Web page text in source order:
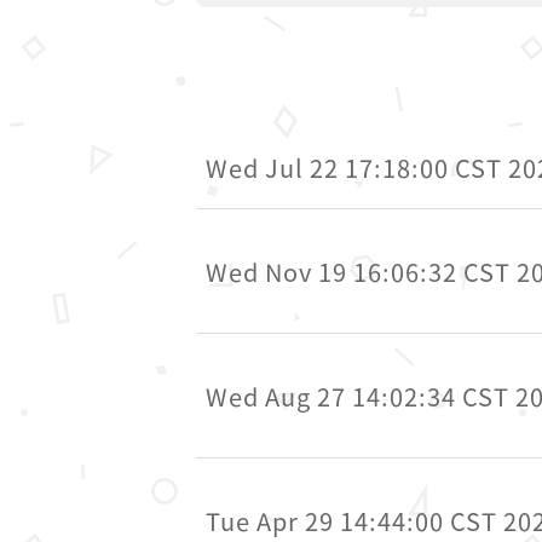
Wed Jul 22 17:18:00 CST
Wed Nov 19 16:06:32 CST
Wed Aug 27 14:02:34 CST
Tue Apr 29 14:44:00 CST